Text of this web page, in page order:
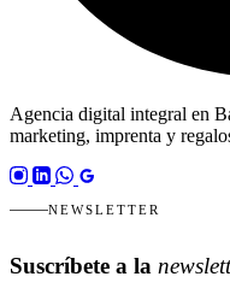
Agencia digital integral en
marketing, imprenta y
NEWSLETTER
Suscríbete a la